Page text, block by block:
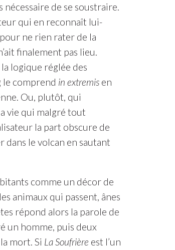
nécessaire de se soustraire.
qui en reconnaît lui-
ne rien rater de la
finalement pas lieu.
logique réglée des
le comprend in extremisen
Ou, plutôt, qui
vie qui malgré tout
la part obscure de
dans le volcan en sautant
comme un décor de
animaux qui passent, ânes
répond alors la parole de
un homme, puis deux
mort. Si La Soufrière est l’un